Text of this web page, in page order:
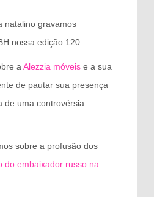
natalino gravamos
nossa edição 120.
a Alezzia móveise a sua
de pautar sua presença
de uma controvérsia
sobre a profusão dos
do embaixador russo na